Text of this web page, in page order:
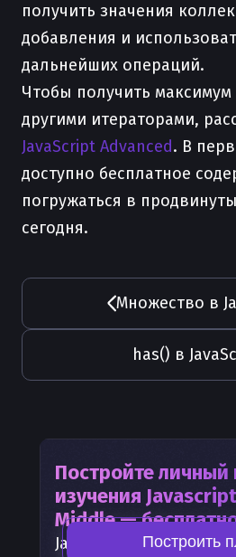
получить значения
добавления и
дальнейших операций.
Чтобы получить
другими итераторами,
JavaScript Advanced. В
доступно бесплатное
погружаться в
сегодня.
Множество в
has() в
Постройте личный
изучения Javascript
Middle —
Javascript
— часть
Построить